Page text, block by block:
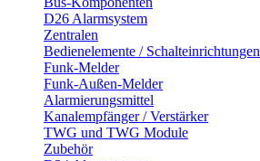
D26 Alarmsystem
Zentralen
Bedienelemente / Schalteinrichtungen
Funk-Melder
Funk-Außen-Melder
Alarmierungsmittel
Kanalempfänger / Verstärker
TWG und TWG Module
Zubehör